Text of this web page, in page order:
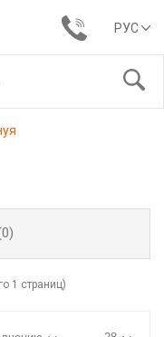
РУС
0)
1 страниц)